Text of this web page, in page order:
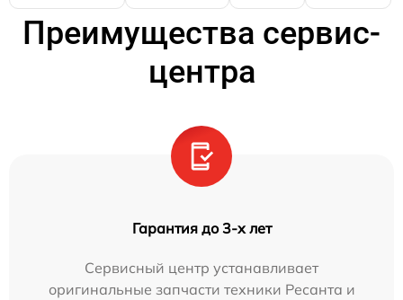
Преимущества сервис-
центра
Гарантия до 3-х лет
Сервисный центр устанавливает
оригинальные запчасти техники Ресанта и